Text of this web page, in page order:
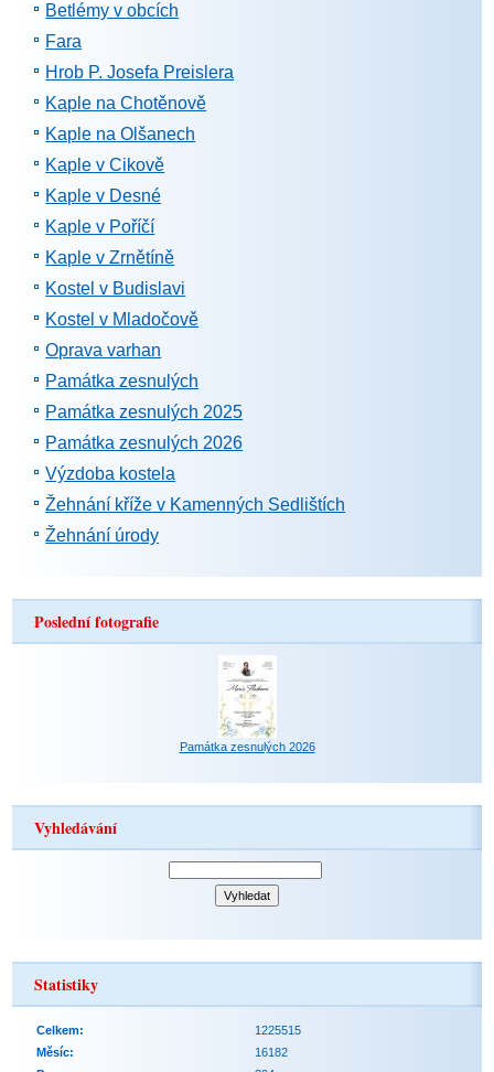
Betlémy v obcích
Fara
Hrob P. Josefa Preislera
Kaple na Chotěnově
Kaple na Olšanech
Kaple v Cikově
Kaple v Desné
Kaple v Poříčí
Kaple v Zrnětíně
Kostel v Budislavi
Kostel v Mladočově
Oprava varhan
Památka zesnulých
Památka zesnulých 2025
Památka zesnulých 2026
Výzdoba kostela
Žehnání kříže v Kamenných Sedlištích
Žehnání úrody
Poslední fotografie
Památka zesnulých 2026
Vyhledávání
Statistiky
Celkem:
1225515
Měsíc:
16182